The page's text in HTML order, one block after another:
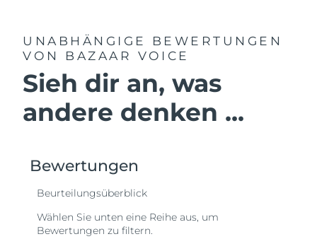
UNABHÄNGIGE BEWERTUNGEN
VON BAZAAR VOICE
Sieh dir an, was
andere denken ...